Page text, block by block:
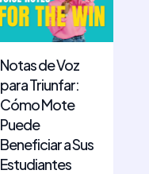
Notas de Voz
para Triunfar:
Cómo Mote
Puede
Beneficiar a Sus
Estudiantes